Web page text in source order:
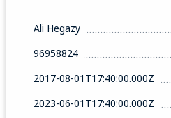
Ali Hegazy
96958824
2017-08-01T17:40:00.000Z
2023-06-01T17:40:00.000Z